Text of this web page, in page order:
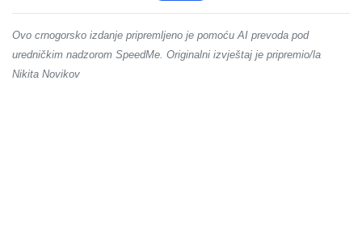
Ovo crnogorsko izdanje pripremljeno je pomoću AI prevoda pod
uredničkim nadzorom SpeedMe. Originalni izvještaj je pripremio/la
Nikita Novikov